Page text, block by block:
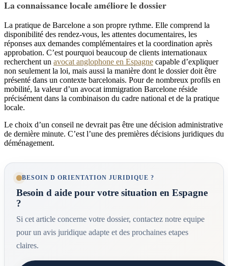
La connaissance locale améliore le dossier
La pratique de Barcelone a son propre rythme. Elle comprend la
disponibilité des rendez-vous, les attentes documentaires, les
réponses aux demandes complémentaires et la coordination après
approbation. C’est pourquoi beaucoup de clients internationaux
recherchent un avocat anglophone en Espagne capable d’expliquer
non seulement la loi, mais aussi la manière dont le dossier doit être
présenté dans un contexte barcelonais. Pour de nombreux profils en
mobilité, la valeur d’un avocat immigration Barcelone réside
précisément dans la combinaison du cadre national et de la pratique
locale.
Le choix d’un conseil ne devrait pas être une décision administrative
de dernière minute. C’est l’une des premières décisions juridiques du
déménagement.
BESOIN D ORIENTATION JURIDIQUE ?
Besoin d aide pour votre situation en Espagne
?
Si cet article concerne votre dossier, contactez notre equipe
pour un avis juridique adapte et des prochaines etapes
claires.